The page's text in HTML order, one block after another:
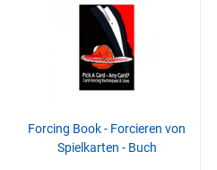
Forcing Book - Forcieren von
Spielkarten - Buch